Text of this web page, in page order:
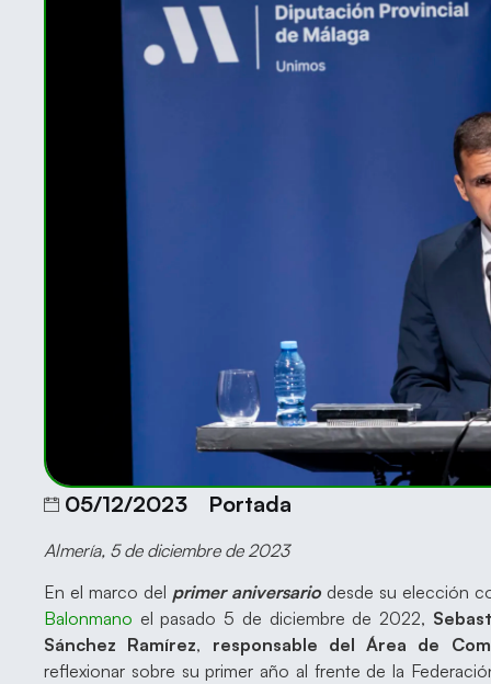
05/12/2023 Portada
Almería, 5 de diciembre de 2023
En el marco del primer aniversario desde su elección
Balonmano el pasado 5 de diciembre de 2022,
Sánchez Ramírez, responsable del Área de
reflexionar sobre su primer año al frente de la